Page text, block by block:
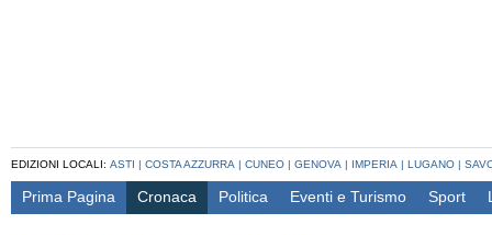
EDIZIONI LOCALI: ASTI | COSTA AZZURRA | CUNEO | GENOVA | IMPERIA | LUGANO |
Prima Pagina Cronaca Politica Eventi e Turismo Sport